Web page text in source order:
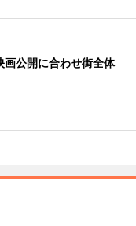
画公開に合わせ街全体